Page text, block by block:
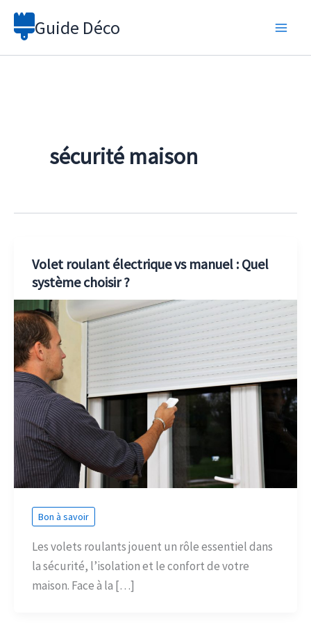
Aller
Guide Déco
sécurité maison
Volet roulant électrique vs manuel : Quel
système choisir ?
Bon à savoir
Les volets roulants jouent un rôle essentiel dans
la sécurité, l’isolation et le confort de votre
maison. Face à la […]